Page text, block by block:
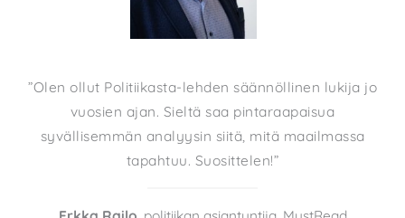
”Olen ollut Politiikasta-lehden säännöllinen lukija jo
vuosien ajan. Sieltä saa pintaraapaisua
syvällisemmän analyysin siitä, mitä maailmassa
tapahtuu. Suosittelen!”